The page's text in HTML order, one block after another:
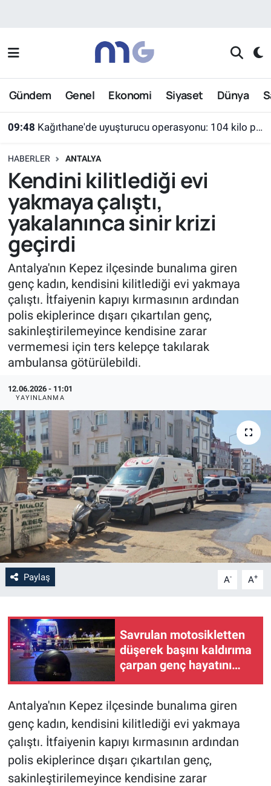
Gündem Genel Ekonomi Siyaset Dünya
09:48 Kağıthane'de uyuşturucu operasyonu: 104 kilo pregabalin ele geçirildi
HABERLER ANTALYA
Kendini kilitlediği evi
yakmaya çalıştı,
yakalanınca sinir krizi
geçirdi
Antalya'nın Kepez ilçesinde bunalıma giren
genç kadın, kendisini kilitlediği evi yakmaya
çalıştı. İtfaiyenin kapıyı kırmasının ardından
polis ekiplerince dışarı çıkartılan genç,
sakinleştirilemeyince kendisine zarar
vermemesi için ters kelepçe takılarak
ambulansa götürülebildi.
12.06.2026 - 11:01
YAYINLANMA
Paylaş A- A+
Savrulan motosikletten
düşerek başını kaldırıma
çarpan genç hayatını
Antalya'nın Kepez ilçesinde bunalıma giren
genç kadın, kendisini kilitlediği evi yakmaya
çalıştı. İtfaiyenin kapıyı kırmasının ardından
polis ekiplerince dışarı çıkartılan genç,
sakinleştirilemeyince kendisine zarar
Nöbetçi Eczaneler
Hava Durumu
Süper Lig Puan Durumu ve Fikstür
Tüm Manşetler
Son Dakika Haberleri
Haber Arşivi